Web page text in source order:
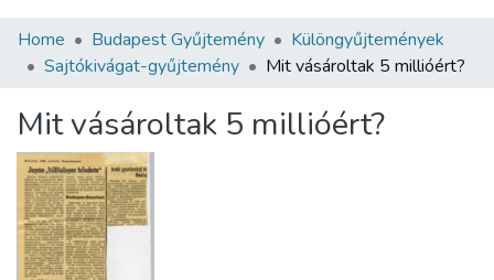
Communities & Collections
Statistics
About us
Home Budapest Gyűjtemény
Különgyűjtemények
Sajtókivágat-gyűjtemény
Mit vásároltak 5 millióért?
Mit vásároltak 5 millióért?